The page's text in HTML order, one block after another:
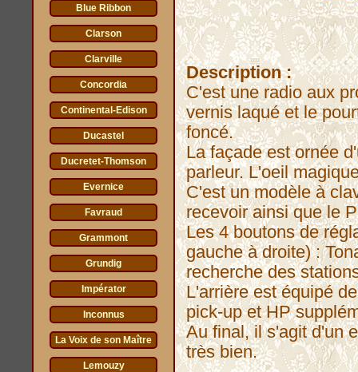
Blue Ribbon
Clarson
Clarville
Concordia
Continental-Edison
Ducastel
Ducretet-Thomson
Evernice
Favraud
Grammont
Grundig
Impérator
Inconnus
La Voix de son Maître
Lemouzy
Description :
C'est une radio aux
vernis laqué et le
foncé.
La façade est ornée
parleur. L'oeil
C'est un modèle à
recevoir ainsi que le
Les 4 boutons de
gauche à droite) :
recherche des
L'arrière est équipé
pick-up et HP
Au final, il s'agit d'un
très bien.